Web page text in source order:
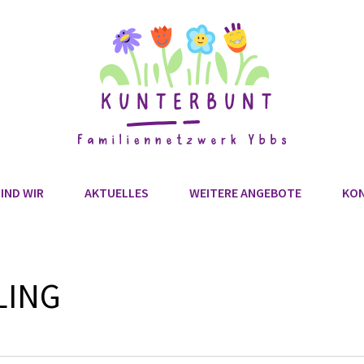
WIR AKTUELLES WEITERE ANGEBOTE